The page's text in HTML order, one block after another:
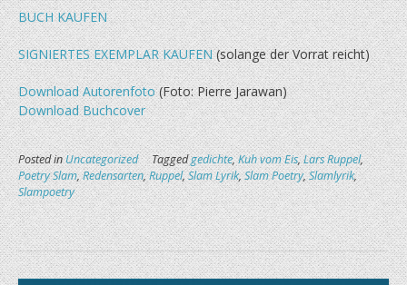
BUCH KAUFEN
SIGNIERTES EXEMPLAR KAUFEN(solange der Vorrat reicht)
Download Autorenfoto(Foto: Pierre Jarawan)
Download Buchcover
Posted inUncategorized Taggedgedichte,Kuh vom Eis,Lars Ruppel,
Poetry Slam,Redensarten,Ruppel,Slam Lyrik,Slam Poetry,Slamlyrik,
Slampoetry